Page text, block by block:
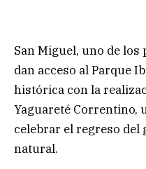
San Miguel, uno de
dan acceso al Parque
histórica con la
Yaguareté Correntino,
celebrar el regreso
natural.